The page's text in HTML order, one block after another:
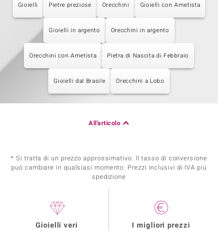
Gioielli Pietre preziose Orecchini Gioielli con Ametista
Gioielli in argento Orecchini in argento
Orecchini con Ametista Pietra di Nascita di Febbraio
Gioielli dal Brasile Orecchini a Lobo
All'articolo
* Si tratta di un prezzo approssimativo. Il tasso di conversione
può cambiare in qualsiasi momento. Prezzi inclusivi di IVA piú
spedizione
Gioielli veri I migliori prezzi